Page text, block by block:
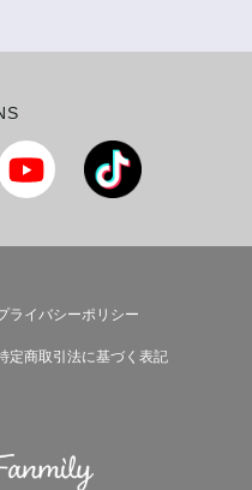
ライバシーポリシー
定商取引法に基づく表記